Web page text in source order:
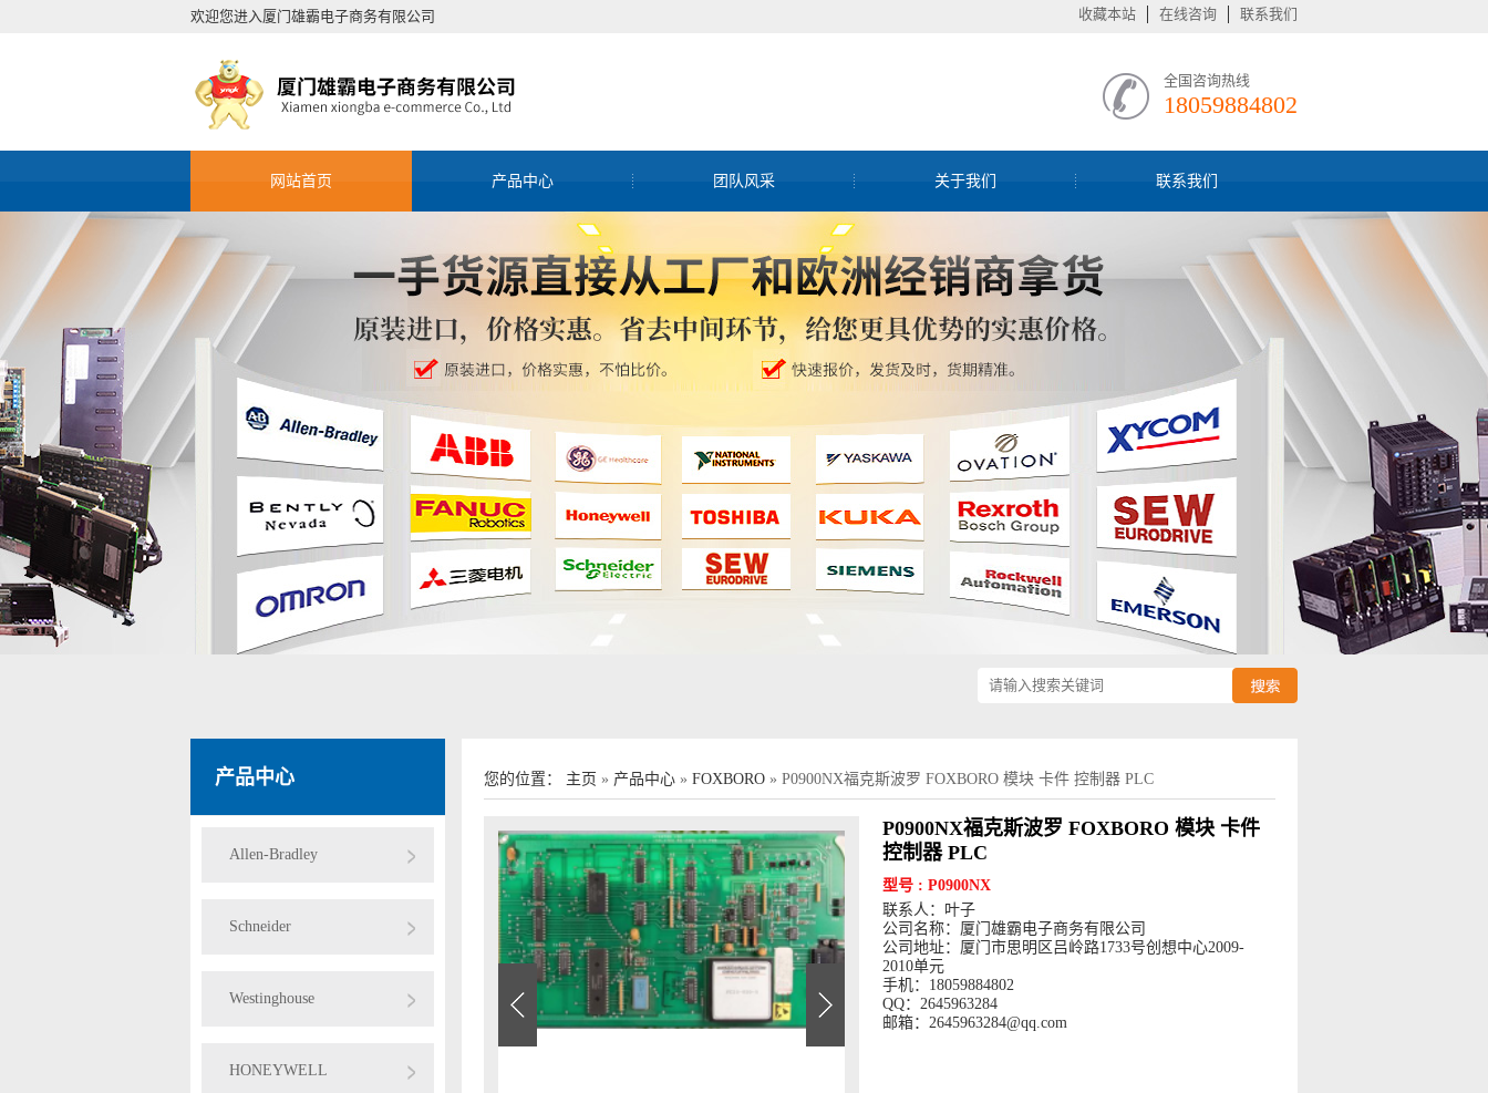
欢迎您进入厦门雄霸电子商务有限公司 收藏本站 在线咨询 联系我们
全国咨询热线
18059884802
网站首页 产品中心 团队风采 关于我们 联系我们
产品中心
Allen-Bradley
Schneider
Westinghouse
HONEYWELL
您的位置： 主页 » 产品中心 » FOXBORO » P0900NX福克斯波罗 FOXBORO 模块 卡件 控制器 PLC
P0900NX福克斯波罗 FOXBORO 模块 卡件
控制器 PLC
型号 : P0900NX
联系人：叶子
公司名称：厦门雄霸电子商务有限公司
公司地址：厦门市思明区吕岭路1733号创想中心2009-
2010单元
手机：18059884802
QQ：2645963284
邮箱：2645963284@qq.com